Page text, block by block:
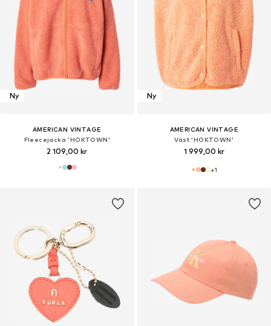
Ny
AMERICAN VINTAGE
Fleecejacka 'HOKTOWN'
2 109,00 kr
Ny
AMERICAN VINTAGE
Väst 'HOKTOWN'
1 999,00 kr
+1